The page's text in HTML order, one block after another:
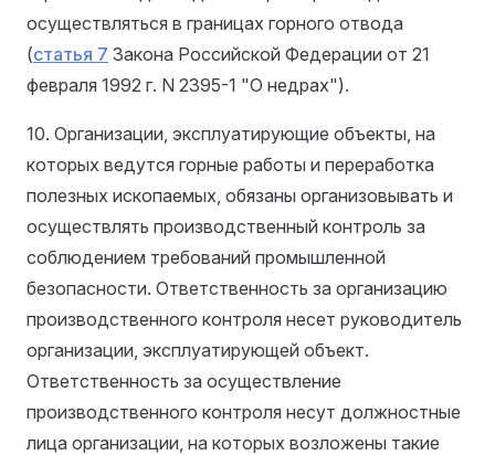
осуществляться в границах горного отвода
(статья 7 Закона Российской Федерации от 21
февраля 1992 г. N 2395-1 "О недрах").
10. Организации, эксплуатирующие объекты, на
которых ведутся горные работы и переработка
полезных ископаемых, обязаны организовывать и
осуществлять производственный контроль за
соблюдением требований промышленной
безопасности. Ответственность за организацию
производственного контроля несет руководитель
организации, эксплуатирующей объект.
Ответственность за осуществление
производственного контроля несут должностные
лица организации, на которых возложены такие